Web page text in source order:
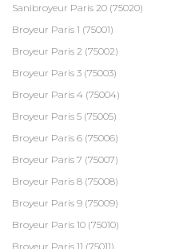
Sanibroyeur Paris 20 (75020)
Broyeur Paris 1 (75001)
Broyeur Paris 2 (75002)
Broyeur Paris 3 (75003)
Broyeur Paris 4 (75004)
Broyeur Paris 5 (75005)
Broyeur Paris 6 (75006)
Broyeur Paris 7 (75007)
Broyeur Paris 8 (75008)
Broyeur Paris 9 (75009)
Broyeur Paris 10 (75010)
Broyeur Paris 11 (75011)